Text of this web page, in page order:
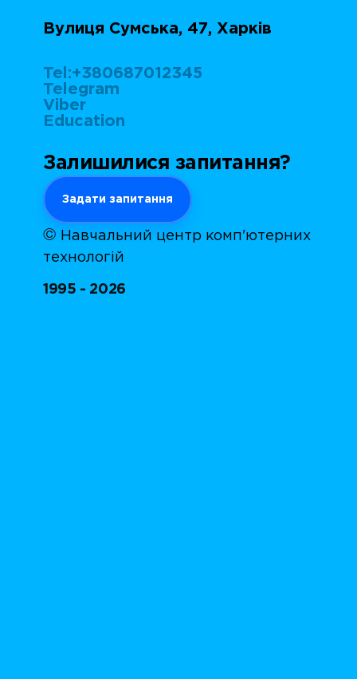
Вулиця Сумська, 47, Харків
Tel:+380687012345
Telegram
Viber
Education
Залишилися запитання?
Задати запитання
© Навчальний центр комп'ютерних
технологій
1995 - 2026